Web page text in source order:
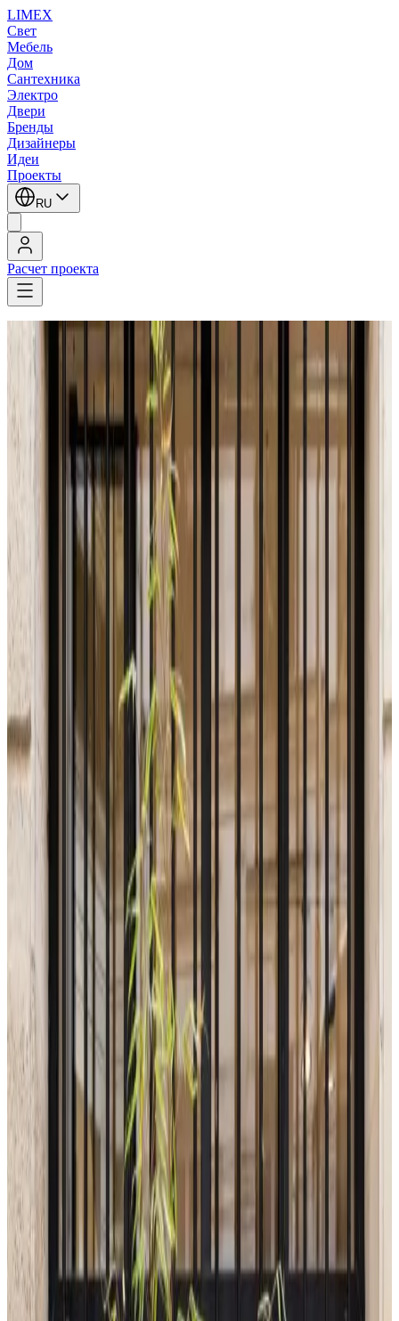
LIMEX
Свет
Мебель
Дом
Сантехника
Электро
Двери
Бренды
Дизайнеры
Идеи
Проекты
RU
Расчет проекта
LIMEX
Delta Light STIEVIE
Наружное напольное крепление на поверхность Артикулы
семейства: 20111 9300, 20112 9300.
Арт.
DL-68277D44 Поставка
Ссылка
Telegram
Консультация и подбор
Подскажем по совместимости, отделкам, срокам поставки и
подберем вариант под интерьер или проект.
Запросить информацию о цене